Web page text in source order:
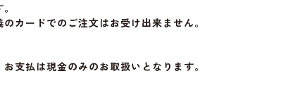
カードでのご注文はお受け出来ません。
支払は現金のみのお取扱いとなります。